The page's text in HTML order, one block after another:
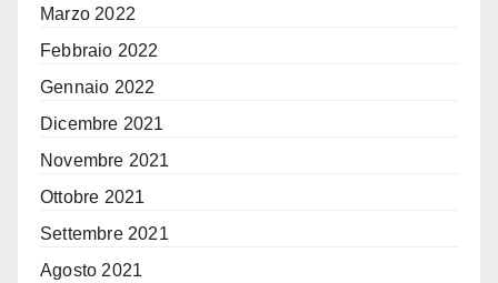
Marzo 2022
Febbraio 2022
Gennaio 2022
Dicembre 2021
Novembre 2021
Ottobre 2021
Settembre 2021
Agosto 2021